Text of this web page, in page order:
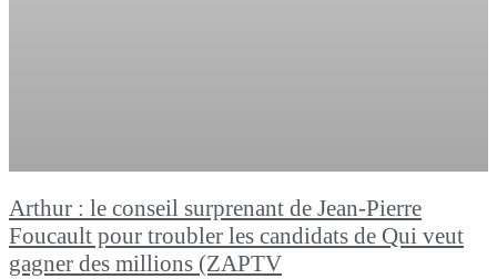
Arthur : le conseil surprenant de Jean-Pierre
Foucault pour troubler les candidats de Qui veut
gagner des millions (ZAPTV